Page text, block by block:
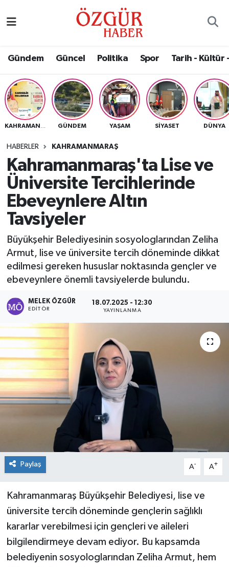
Gündem Güncel Politika Spor Tarih - Kültür
GÜNDEM YAŞAM SIYASET DÜNYA
HABERLER KAHRAMANMARAŞ
Kahramanmaraş'ta Lise ve
Üniversite Tercihlerinde
Ebeveynlere Altın
Tavsiyeler
Büyükşehir Belediyesinin sosyologlarından Zeliha
Armut, lise ve üniversite tercih döneminde dikkat
edilmesi gereken hususlar noktasında gençler ve
ebeveynlere önemli tavsiyelerde bulundu.
MELEK ÖZGÜR
EDITÖR
18.07.2025 - 12:30
YAYINLANMA
Paylaş A- A+
Kahramanmaraş Büyükşehir Belediyesi, lise ve
üniversite tercih döneminde gençlerin sağlıklı
kararlar verebilmesi için gençleri ve aileleri
bilgilendirmeye devam ediyor. Bu kapsamda
belediyenin sosyologlarından Zeliha Armut, hem
Eğitim
Ekonomi
Güncel
Gündem
Magazin
Politika
Sağlık
Spor
Tarih - Kültür - Sanat - Turizm
Yaşam
Nöbetçi Eczaneler
Namaz Vakitleri
Trafik Durumu
Süper Lig Puan Durumu ve Fikstür
Tüm Manşetler
Son Dakika Haberleri
Haber Arşivi